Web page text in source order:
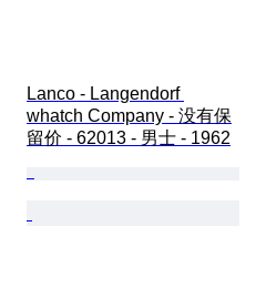
Lanco - Langendorf
whatch Company - 没有保
留价 - 62013 - 男士 - 1962